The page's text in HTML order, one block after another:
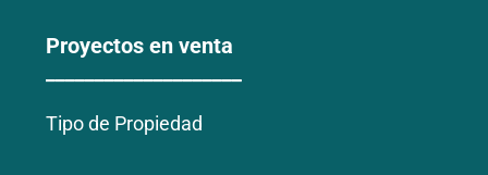
Proyectos en venta
Tipo de Propiedad